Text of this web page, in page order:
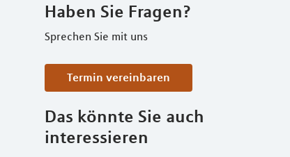
Haben Sie Fragen?
Sprechen Sie mit uns
Termin vereinbaren
Das könnte Sie auch
interessieren